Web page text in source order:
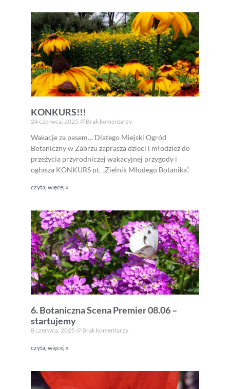
KONKURS!!!
24 czerwca, 2025 Brak komentarzy
Wakacje za pasem… Dlatego Miejski Ogród
Botaniczny w Zabrzu zaprasza dzieci i młodzież do
przeżycia przyrodniczej wakacyjnej przygody i
ogłasza KONKURS pt. „Zielnik Młodego Botanika”.
czytaj więcej »
6. Botaniczna Scena Premier 08.06 –
startujemy
8 czerwca, 2025 Brak komentarzy
czytaj więcej »